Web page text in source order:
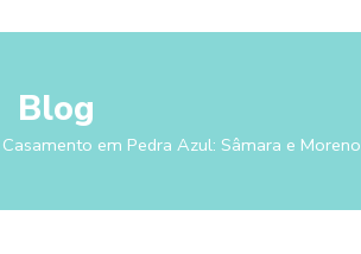
Blog
Casamento em Pedra Azul: Sâmara e Moreno